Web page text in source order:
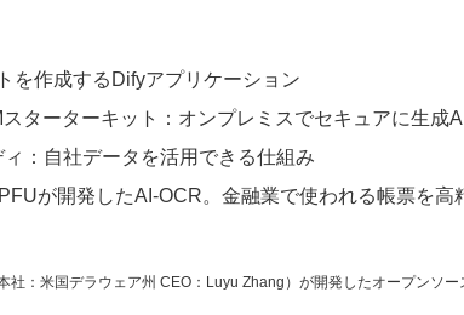
を作成するDifyアプリケーション
ターターキット：オンプレミスでセキュアに生
：自社データを活用できる仕組み
が開発したAI-OCR。金融業で使われる帳票を高
：米国デラウェア州 CEO：Luyu Zhang）が開発したオープンソ